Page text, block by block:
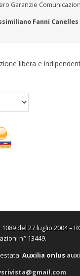
Garanzie
Fanni Canelles
libera e
del 27 luglio 2004 –
n° 13449.
Auxilia onlus